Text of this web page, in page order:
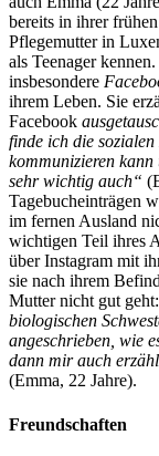
bereits in ihrer
Pflegemutter in
als Teenager
insbesondere
ihrem Leben. Sie
Facebook
finde ich die
kommunizieren
sehr wichtig auch“
Tagebucheinträgen
im fernen Ausland
wichtigen Teil ihres
über Instagram mit
sie nach ihrem
Mutter nicht gut geht:
biologischen
angeschrieben, wie
dann mir auch
(Emma, 22 Jahre).
Freundschaften